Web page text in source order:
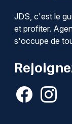
JDS, c'est le
et profiter.
s'occupe de